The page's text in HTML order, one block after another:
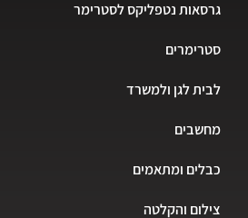
גרסאות נטפליקס לסטרימר
סטרימרים
לבית לגן ולמשרד
מחשבים
כבלים ומתאמים
צילום והקלטה